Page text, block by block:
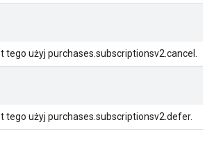
tego użyj purchases.subscriptionsv2.cancel.
tego użyj purchases.subscriptionsv2.defer.